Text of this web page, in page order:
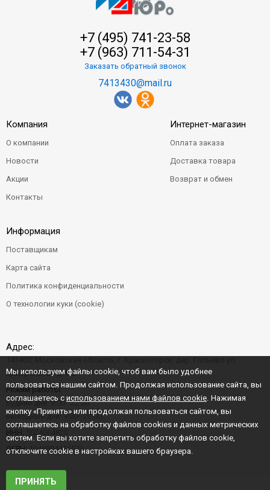
+7 (495) 741-23-58
+7 (963) 711-54-31
Заказать обратный звонок
7413430@mail.ru
Компания
О компании
Новости
Акции
Контакты
Интернет-магазин
Оплата заказа
Доставка товара
Возврат и обмен
Информация
Поставщикам
Карта сайта
Политика конфиденциальности
О технологии куки (cookie)
Адрес:
Центральная д. 6"Б"
Режим работы:
Будние дни: 9:00–22:00
Выходные дни: 9:00–20:00
ИНН:
ОГРН:1045004456573
Мы используем файлы cookie, чтоб вам было удобнее
пользоваться нашим сайтом. Продолжая использование сайта, вы
соглашаетесь с использованием нами файлов cookie . Нажимая
кнопку «Принять» или продолжая пользоваться сайтом, вы
соглашаетесь на обработку файлов cookies и данных метрических
систем. Если вы хотите запретить обработку файлов cookie,
отключите cookie в настройках вашего браузера.
ПРИНЯТЬ